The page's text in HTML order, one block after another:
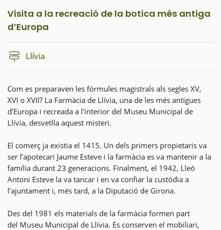
Visita a la recreació de la botica més antiga
d’Europa
Llívia
Com es preparaven les fórmules magistrals als segles XV,
XVI o XVII? La Farmàcia de Llívia, una de les més antigues
d’Europa i recreada a l'interior del Museu Municipal de
Llívia, desvetlla aquest misteri.
El comerç ja existia el 1415. Un dels primers propietaris va
ser l’apotecari Jaume Esteve i la farmàcia es va mantenir a la
família durant 23 generacions. Finalment, el 1942, Lleó
Antoni Esteve la va tancar i en va confiar la custòdia a
l’ajuntament i, més tard, a la Diputació de Girona.
Des del 1981 els materials de la farmàcia formen part
del Museu Municipal de Llívia. Es conserven el mobiliari,